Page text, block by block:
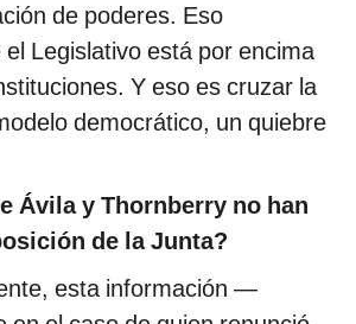
de poderes. Eso
Legislativo está por encima
Y eso es cruzar la
democrático, un quiebre
Ávila y Thornberry no han
de la Junta?
esta información —